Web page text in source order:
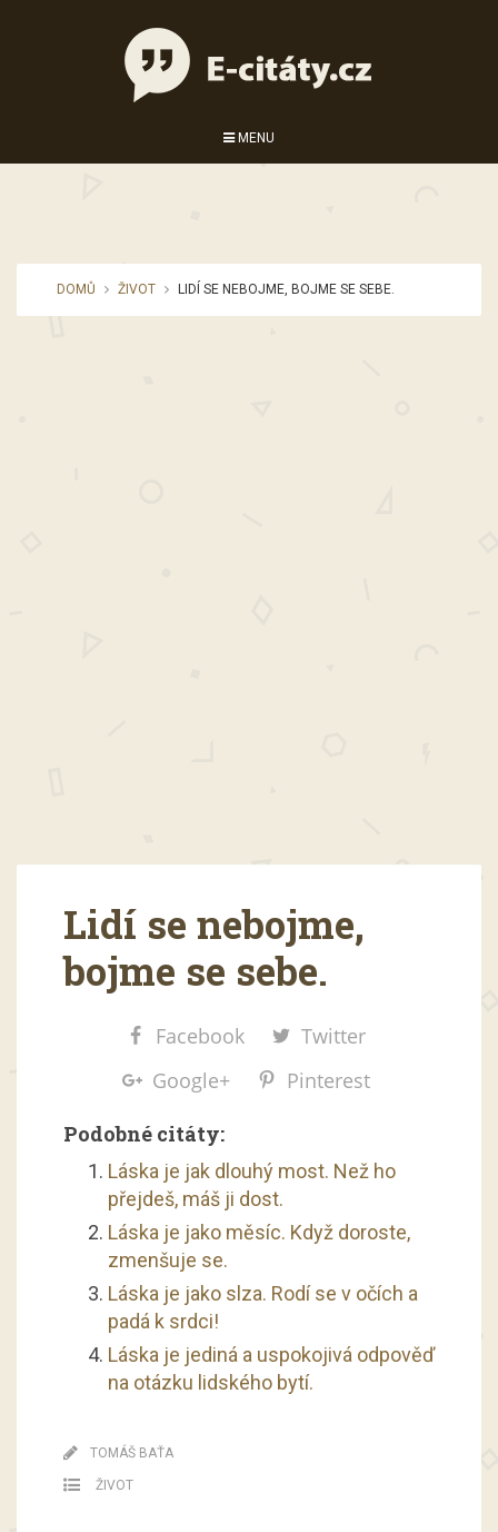
MENU
DOMŮ ŽIVOT LIDÍ SE NEBOJME, BOJME SE SEBE.
Lidí se nebojme,
bojme se sebe.
Facebook
Twitter
Google+
Pinterest
Podobné citáty:
Láska je jak dlouhý most. Než ho
přejdeš, máš ji dost.
Láska je jako měsíc. Když doroste,
zmenšuje se.
Láska je jako slza. Rodí se v očích a
padá k srdci!
Láska je jediná a uspokojivá odpověď
na otázku lidského bytí.
TOMÁŠ BAŤA
ŽIVOT